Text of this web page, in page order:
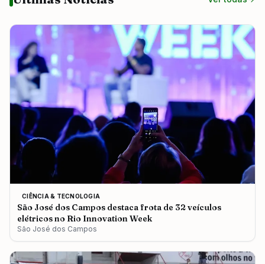
CIÊNCIA & TECNOLOGIA
São José dos Campos destaca frota de 32 veículos
elétricos no Rio Innovation Week
São José dos Campos